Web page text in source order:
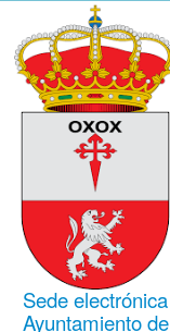
Sede electrónica
Ayuntamiento de